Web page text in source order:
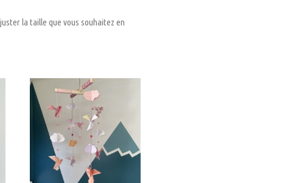
la taille que vous souhaitez en